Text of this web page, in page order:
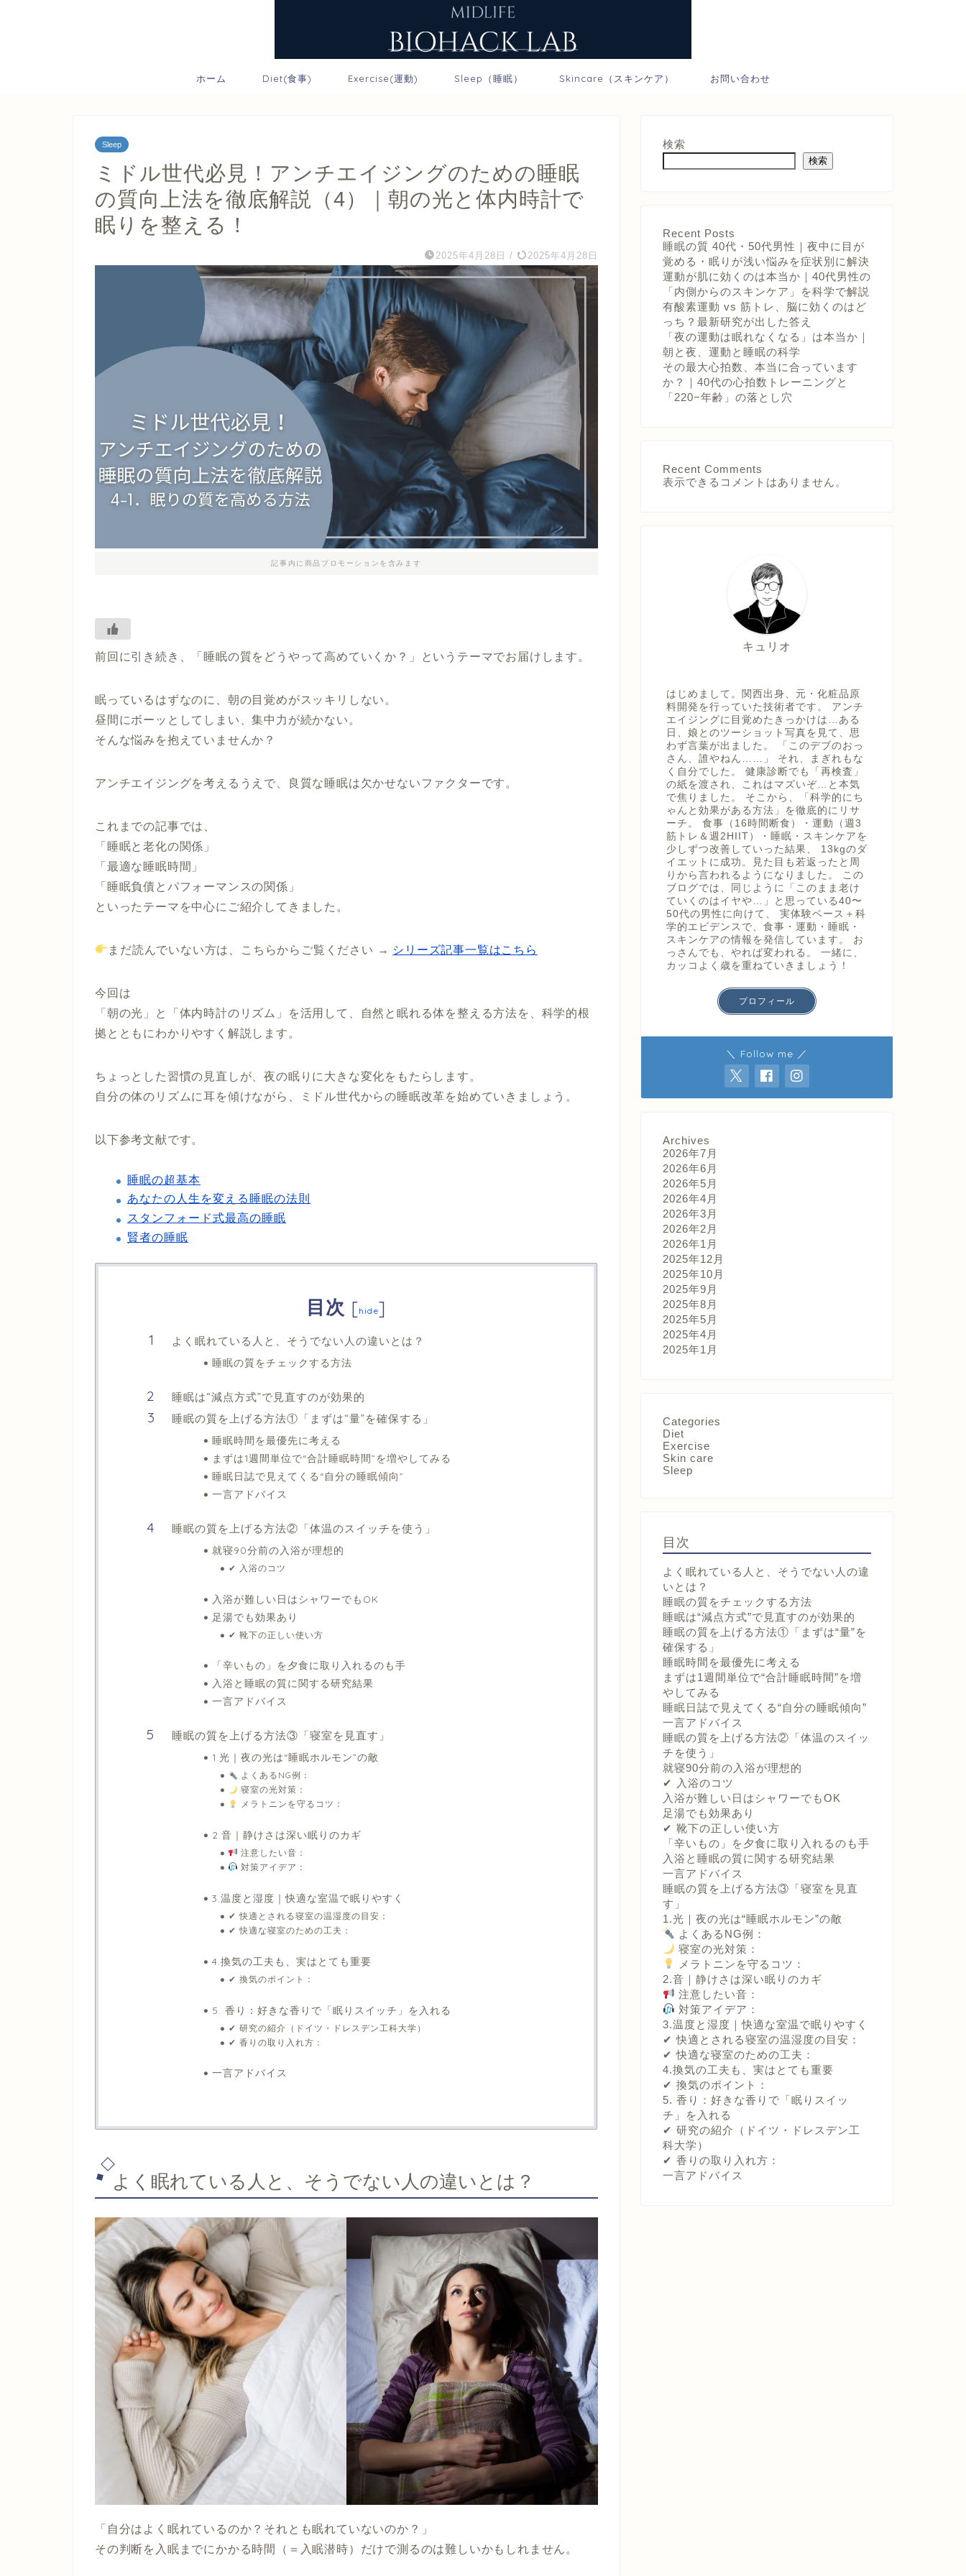
ホーム Diet(食事) Exercise(運動) Sleep（睡眠） Skincare（スキンケア） お問い合わせ
Sleep
ミドル世代必見！アンチエイジングのための睡眠
の質向上法を徹底解説（4）｜朝の光と体内時計で
眠りを整える！
2025年4月28日 / 2025年4月28日
記事内に商品プロモーションを含みます
前回に引き続き、「睡眠の質をどうやって高めていくか？」というテーマでお届けします。
眠っているはずなのに、朝の目覚めがスッキリしない。
昼間にボーッとしてしまい、集中力が続かない。
そんな悩みを抱えていませんか？
アンチエイジングを考えるうえで、良質な睡眠は欠かせないファクターです。
これまでの記事では、
「睡眠と老化の関係」
「最適な睡眠時間」
「睡眠負債とパフォーマンスの関係」
といったテーマを中心にご紹介してきました。
まだ読んでいない方は、こちらからご覧ください → シリーズ記事一覧はこちら
今回は
「朝の光」と「体内時計のリズム」を活用して、自然と眠れる体を整える方法を、科学的根
拠とともにわかりやすく解説します。
ちょっとした習慣の見直しが、夜の眠りに大きな変化をもたらします。
自分の体のリズムに耳を傾けながら、ミドル世代からの睡眠改革を始めていきましょう。
以下参考文献です。
睡眠の超基本
あなたの人生を変える睡眠の法則
スタンフォード式最高の睡眠
賢者の睡眠
目次 [hide]
よく眠れている人と、そうでない人の違いとは？
睡眠の質をチェックする方法
睡眠は“減点方式”で見直すのが効果的
睡眠の質を上げる方法①「まずは“量”を確保する」
睡眠時間を最優先に考える
まずは1週間単位で“合計睡眠時間”を増やしてみる
睡眠日誌で見えてくる“自分の睡眠傾向”
一言アドバイス
睡眠の質を上げる方法②「体温のスイッチを使う」
就寝90分前の入浴が理想的
✔ 入浴のコツ
入浴が難しい日はシャワーでもOK
足湯でも効果あり
✔ 靴下の正しい使い方
「辛いもの」を夕食に取り入れるのも手
入浴と睡眠の質に関する研究結果
一言アドバイス
睡眠の質を上げる方法③「寝室を見直す」
1.光｜夜の光は“睡眠ホルモン”の敵
よくあるNG例：
寝室の光対策：
メラトニンを守るコツ：
2.音｜静けさは深い眠りのカギ
注意したい音：
対策アイデア：
3.温度と湿度｜快適な室温で眠りやすく
✔ 快適とされる寝室の温湿度の目安：
✔ 快適な寝室のための工夫：
4.換気の工夫も、実はとても重要
✔ 換気のポイント：
5. 香り：好きな香りで「眠りスイッチ」を入れる
✔ 研究の紹介（ドイツ・ドレスデン工科大学）
✔ 香りの取り入れ方：
一言アドバイス
よく眠れている人と、そうでない人の違いとは？
「自分はよく眠れているのか？それとも眠れていないのか？」
その判断を入眠までにかかる時間（＝入眠潜時）だけで測るのは難しいかもしれません。
検索
検索
Recent Posts
睡眠の質 40代・50代男性｜夜中に目が
覚める・眠りが浅い悩みを症状別に解決
運動が肌に効くのは本当か｜40代男性の
「内側からのスキンケア」を科学で解説
有酸素運動 vs 筋トレ、脳に効くのはど
っち？最新研究が出した答え
「夜の運動は眠れなくなる」は本当か｜
朝と夜、運動と睡眠の科学
その最大心拍数、本当に合っています
か？｜40代の心拍数トレーニングと
「220−年齢」の落とし穴
Recent Comments
表示できるコメントはありません。
キュリオ
はじめまして。関西出身、元・化粧品原
料開発を行っていた技術者です。 アンチ
エイジングに目覚めたきっかけは…ある
日、娘とのツーショット写真を見て、思
わず言葉が出ました。 「このデブのおっ
さん、誰やねん……」 それ、まぎれもな
く自分でした。 健康診断でも「再検査」
の紙を渡され、これはマズいぞ…と本気
で焦りました。 そこから、「科学的にち
ゃんと効果がある方法」を徹底的にリサ
ーチ。 食事（16時間断食）・運動（週3
筋トレ＆週2HIIT）・睡眠・スキンケアを
少しずつ改善していった結果、 13kgのダ
イエットに成功。見た目も若返ったと周
りから言われるようになりました。 この
ブログでは、同じように「このまま老け
ていくのはイヤや…」と思っている40〜
50代の男性に向けて、 実体験ベース＋科
学的エビデンスで、食事・運動・睡眠・
スキンケアの情報を発信しています。 お
っさんでも、やれば変われる。 一緒に、
カッコよく歳を重ねていきましょう！
プロフィール
＼ Follow me ／
Archives
2026年7月
2026年6月
2026年5月
2026年4月
2026年3月
2026年2月
2026年1月
2025年12月
2025年10月
2025年9月
2025年8月
2025年5月
2025年4月
2025年1月
Categories
Diet
Exercise
Skin care
Sleep
目次
よく眠れている人と、そうでない人の違
いとは？
睡眠の質をチェックする方法
睡眠は“減点方式”で見直すのが効果的
睡眠の質を上げる方法①「まずは“量”を
確保する」
睡眠時間を最優先に考える
まずは1週間単位で“合計睡眠時間”を増
やしてみる
睡眠日誌で見えてくる“自分の睡眠傾向”
一言アドバイス
睡眠の質を上げる方法②「体温のスイッ
チを使う」
就寝90分前の入浴が理想的
✔ 入浴のコツ
入浴が難しい日はシャワーでもOK
足湯でも効果あり
✔ 靴下の正しい使い方
「辛いもの」を夕食に取り入れるのも手
入浴と睡眠の質に関する研究結果
一言アドバイス
睡眠の質を上げる方法③「寝室を見直
す」
1.光｜夜の光は“睡眠ホルモン”の敵
よくあるNG例：
寝室の光対策：
メラトニンを守るコツ：
2.音｜静けさは深い眠りのカギ
注意したい音：
対策アイデア：
3.温度と湿度｜快適な室温で眠りやすく
✔ 快適とされる寝室の温湿度の目安：
✔ 快適な寝室のための工夫：
4.換気の工夫も、実はとても重要
✔ 換気のポイント：
5. 香り：好きな香りで「眠りスイッ
チ」を入れる
✔ 研究の紹介（ドイツ・ドレスデン工
科大学）
✔ 香りの取り入れ方：
一言アドバイス